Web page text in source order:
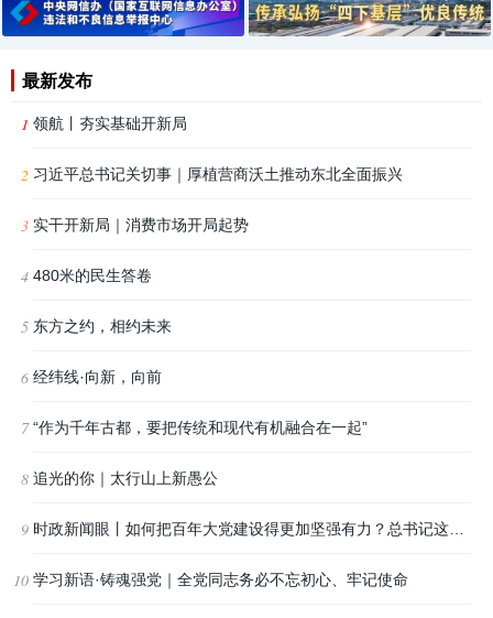
最新发布
领航丨夯实基础开新局
习近平总书记关切事｜厚植营商沃土推动东北全面振兴
实干开新局｜消费市场开局起势
480米的民生答卷
东方之约，相约未来
经纬线·向新，向前
“作为千年古都，要把传统和现代有机融合在一起”
追光的你｜太行山上新愚公
时政新闻眼丨如何把百年大党建设得更加坚强有力？总书记这样部署
学习新语·铸魂强党｜全党同志务必不忘初心、牢记使命